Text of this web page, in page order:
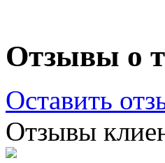
Отзывы о
Оставить
Отзывы